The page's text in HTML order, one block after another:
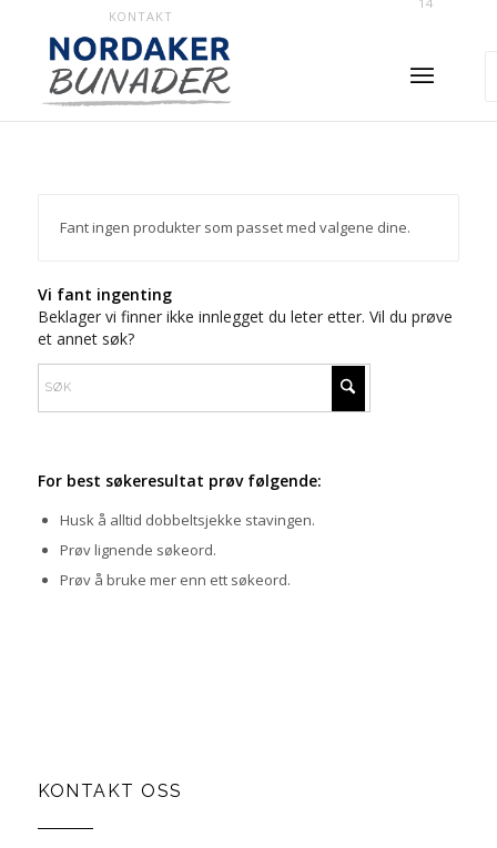
KONTAKT
Fant ingen produkter som passet med valgene dine.
Vi fant ingenting
Beklager vi finner ikke innlegget du leter etter. Vil du prøve
et annet søk?
For best søkeresultat prøv følgende:
Husk å alltid dobbeltsjekke stavingen.
Prøv lignende søkeord.
Prøv å bruke mer enn ett søkeord.
KONTAKT OSS